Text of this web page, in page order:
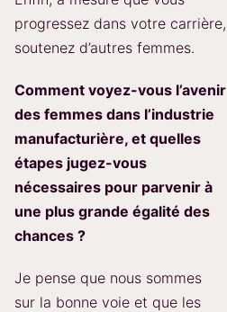
progressez dans votre carrière,
soutenez d’autres femmes.
Comment voyez-vous l’avenir
des femmes dans l’industrie
manufacturière, et quelles
étapes jugez-vous
nécessaires pour parvenir à
une plus grande égalité des
chances ?
Je pense que nous sommes
sur la bonne voie et que les